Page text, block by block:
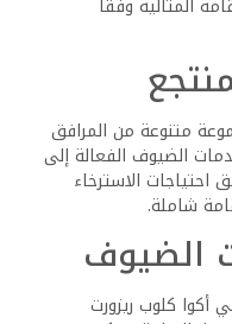
سهولة الوصول إلى
المرافق، يتفقد
فرق الترفيه الأنشطة
حيوياً.
اللعب تحت إشراف
تعليمية. يتيح ذلك
مطمئنون إلى أن